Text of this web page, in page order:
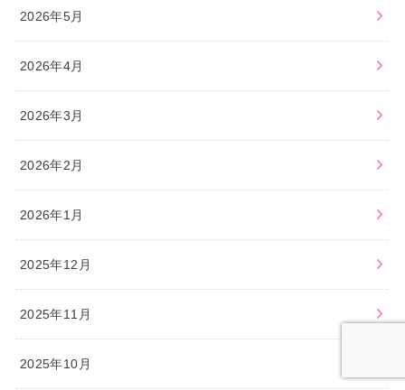
2026年5月
2026年4月
2026年3月
2026年2月
2026年1月
2025年12月
2025年11月
2025年10月